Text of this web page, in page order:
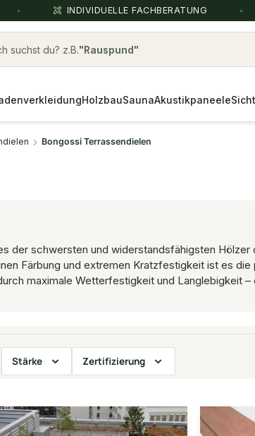
INDIVIDUELLE FACHBERATUNG
suchst du? z.B. Terrassenbau Zubehör
HolzbauSaunaAkustikpaneele
Bongossi Terrassendielen
der schwersten und widerstandsfähigsten
Färbung und extremen Kratzfestigkeit ist es
maximale Wetterfestigkeit und Langlebigkeit
Stärke Zertifizierung